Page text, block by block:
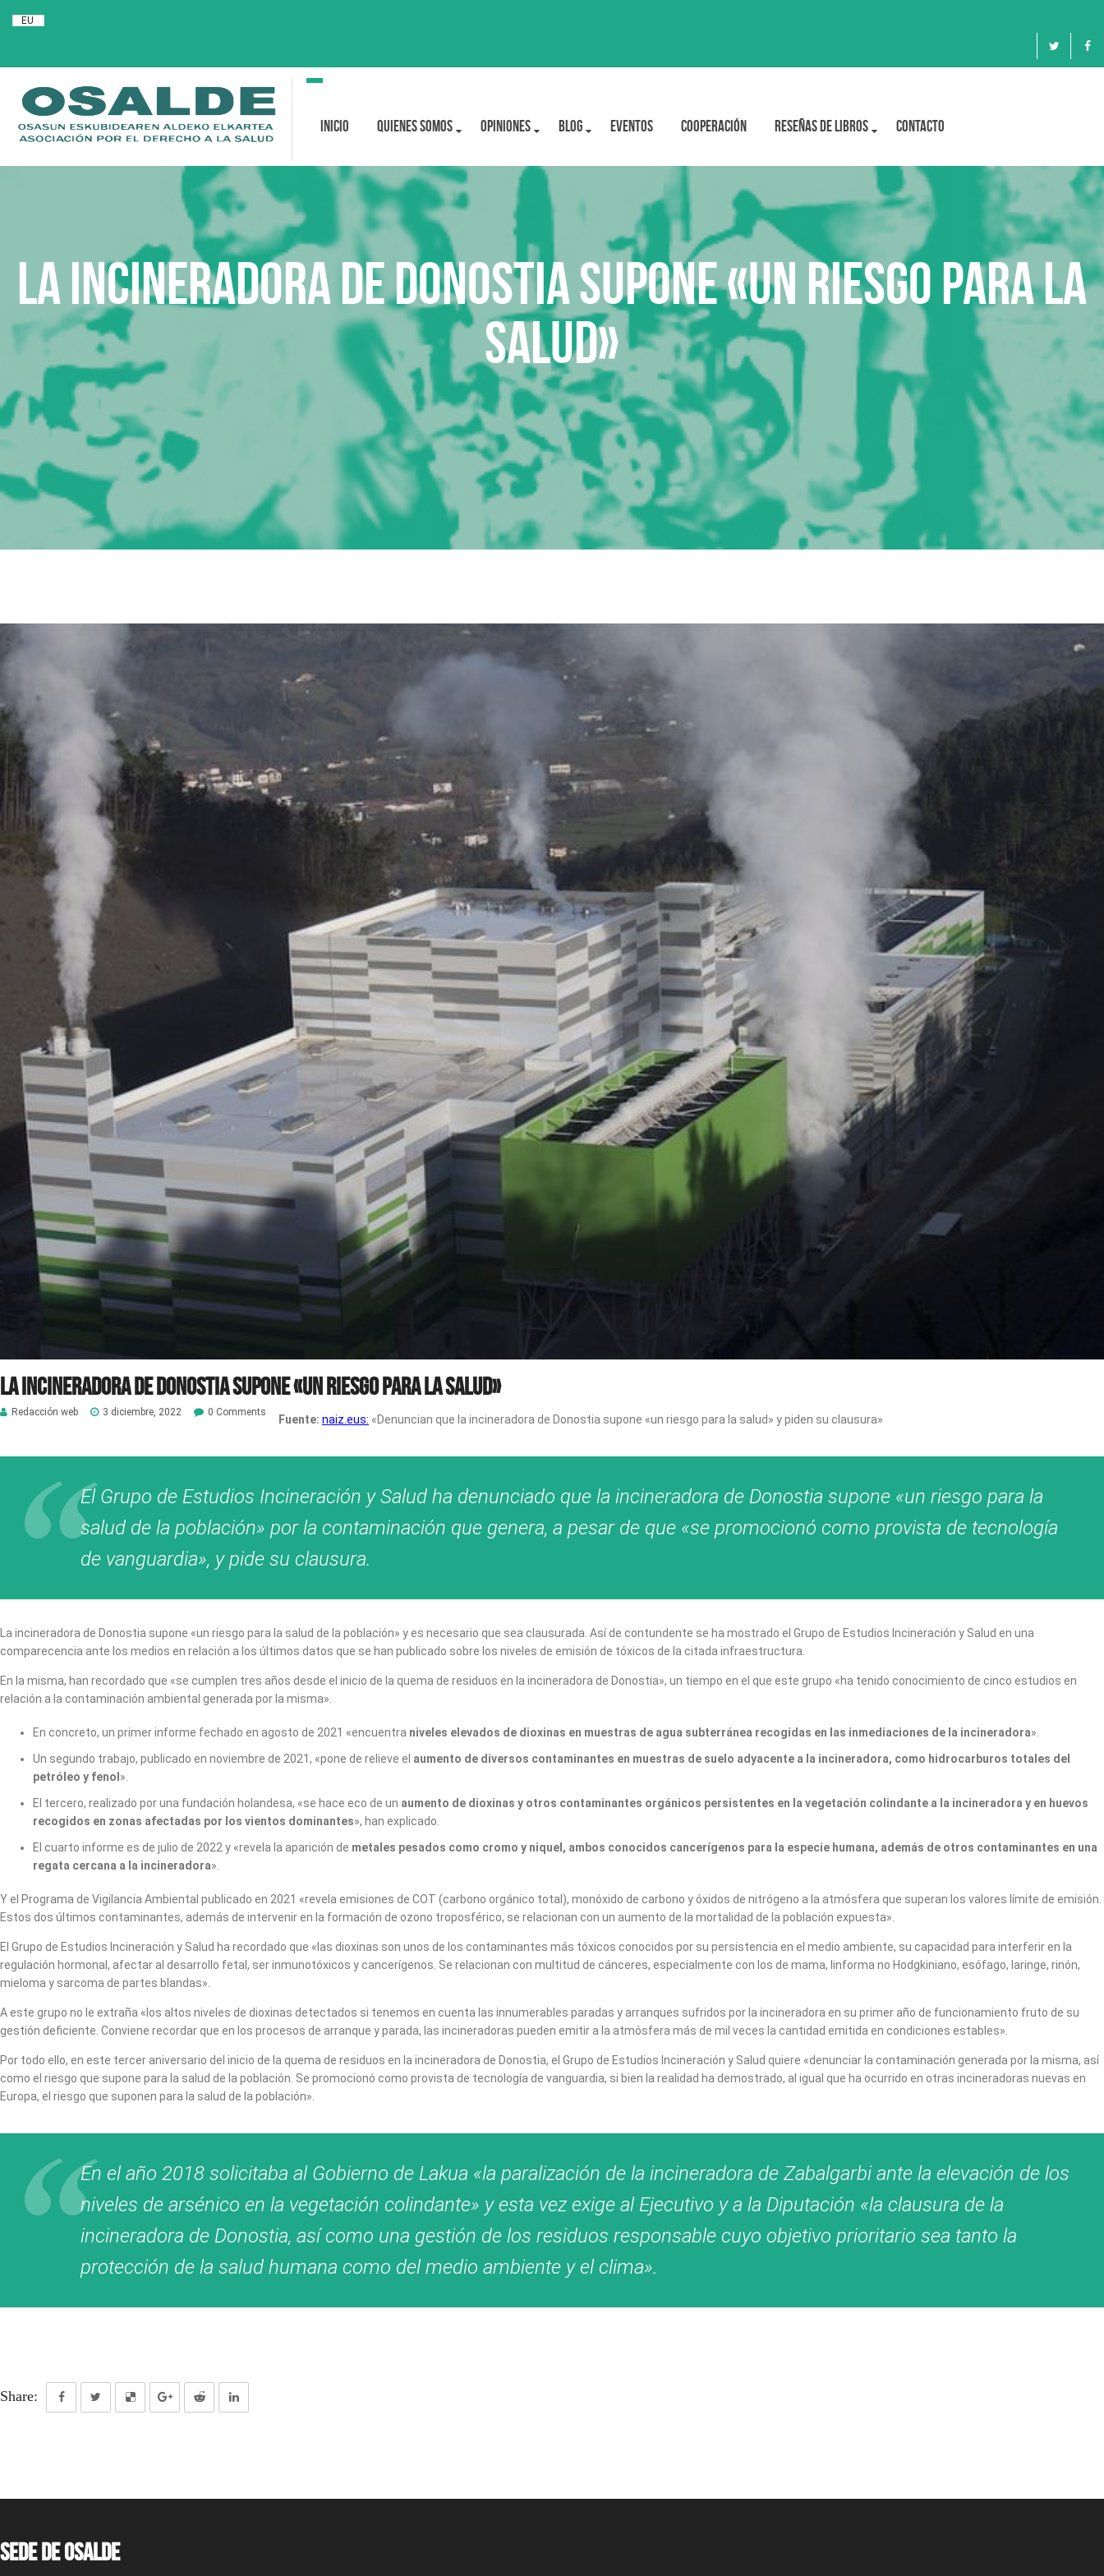
EU
Toggle
Inicio Quienes Somos OPINIONES BLOG Eventos Cooperación Reseñas de libros Contacto
La incineradora de Donostia supone «un riesgo para la
salud»
La incineradora de Donostia supone «un riesgo para la salud»
Redacción web 3 diciembre, 2022 0 Comments
Fuente: naiz.eus: «Denuncian que la incineradora de Donostia supone «un riesgo para la salud» y piden su clausura»
El Grupo de Estudios Incineración y Salud ha denunciado que la incineradora de Donostia supone «un riesgo para la
salud de la población» por la contaminación que genera, a pesar de que «se promocionó como provista de tecnología
de vanguardia», y pide su clausura.
La incineradora de Donostia supone «un riesgo para la salud de la población» y es necesario que sea clausurada. Así de contundente se ha mostrado el Grupo de Estudios Incineración y Salud en una
comparecencia ante los medios en relación a los últimos datos que se han publicado sobre los niveles de emisión de tóxicos de la citada infraestructura.
En la misma, han recordado que «se cumplen tres años desde el inicio de la quema de residuos en la incineradora de Donostia», un tiempo en el que este grupo «ha tenido conocimiento de cinco estudios en
relación a la contaminación ambiental generada por la misma».
En concreto, un primer informe fechado en agosto de 2021 «encuentra niveles elevados de dioxinas en muestras de agua subterránea recogidas en las inmediaciones de la incineradora».
Un segundo trabajo, publicado en noviembre de 2021, «pone de relieve el aumento de diversos contaminantes en muestras de suelo adyacente a la incineradora, como hidrocarburos totales del
petróleo y fenol ».
El tercero, realizado por una fundación holandesa, «se hace eco de un aumento de dioxinas y otros contaminantes orgánicos persistentes en la vegetación colindante a la incineradora y en huevos
recogidos en zonas afectadas por los vientos dominantes», han explicado.
El cuarto informe es de julio de 2022 y «revela la aparición de metales pesados como cromo y niquel, ambos conocidos cancerígenos para la especie humana, además de otros contaminantes en una
regata cercana a la incineradora».
Y el Programa de Vigilancia Ambiental publicado en 2021 «revela emisiones de COT (carbono orgánico total), monóxido de carbono y óxidos de nitrógeno a la atmósfera que superan los valores límite de emisión.
Estos dos últimos contaminantes, además de intervenir en la formación de ozono troposférico, se relacionan con un aumento de la mortalidad de la población expuesta».
El Grupo de Estudios Incineración y Salud ha recordado que «las dioxinas son unos de los contaminantes más tóxicos conocidos por su persistencia en el medio ambiente, su capacidad para interferir en la
regulación hormonal, afectar al desarrollo fetal, ser inmunotóxicos y cancerígenos. Se relacionan con multitud de cánceres, especialmente con los de mama, linforma no Hodgkiniano, esófago, laringe, rinón,
mieloma y sarcoma de partes blandas».
A este grupo no le extraña «los altos niveles de dioxinas detectados si tenemos en cuenta las innumerables paradas y arranques sufridos por la incineradora en su primer año de funcionamiento fruto de su
gestión deficiente. Conviene recordar que en los procesos de arranque y parada, las incineradoras pueden emitir a la atmósfera más de mil veces la cantidad emitida en condiciones estables».
Por todo ello, en este tercer aniversario del inicio de la quema de residuos en la incineradora de Donostia, el Grupo de Estudios Incineración y Salud quiere «denunciar la contaminación generada por la misma, así
como el riesgo que supone para la salud de la población. Se promocionó como provista de tecnología de vanguardia, si bien la realidad ha demostrado, al igual que ha ocurrido en otras incineradoras nuevas en
Europa, el riesgo que suponen para la salud de la población».
En el año 2018 solicitaba al Gobierno de Lakua «la paralización de la incineradora de Zabalgarbi ante la elevación de los
niveles de arsénico en la vegetación colindante» y esta vez exige al Ejecutivo y a la Diputación «la clausura de la
incineradora de Donostia, así como una gestión de los residuos responsable cuyo objetivo prioritario sea tanto la
protección de la salud humana como del medio ambiente y el clima».
Share:
Sede de OSALDE